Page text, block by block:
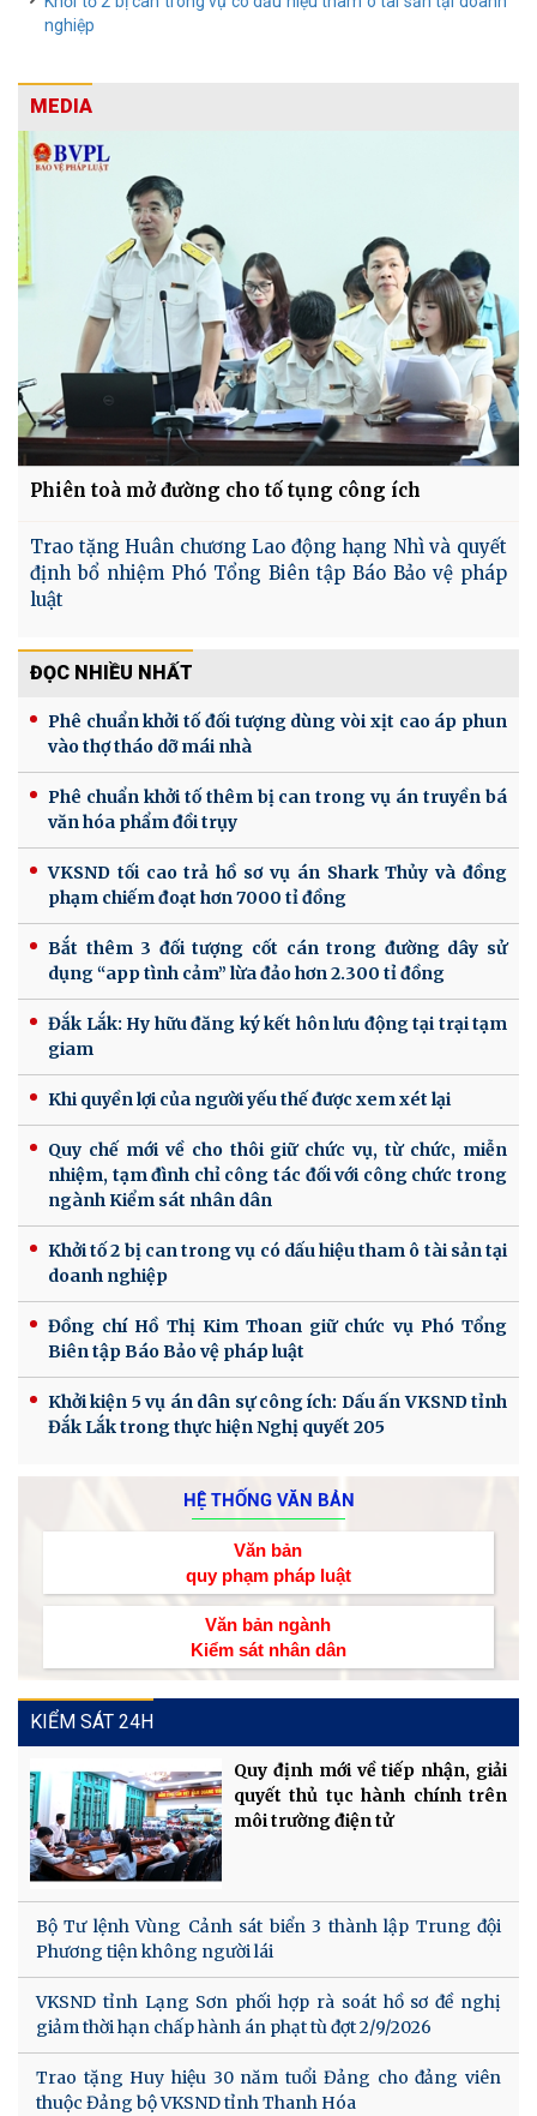
nghiệp
MEDIA
Phiên toà mở đường cho tố tụng công ích
Trao tặng Huân chương Lao động hạng Nhì và quyết
định bổ nhiệm Phó Tổng Biên tập Báo Bảo vệ pháp
luật
ĐỌC NHIỀU NHẤT
Phê chuẩn khởi tố đối tượng dùng vòi xịt cao áp phun
vào thợ tháo dỡ mái nhà
Phê chuẩn khởi tố thêm bị can trong vụ án truyền bá
văn hóa phẩm đồi trụy
VKSND tối cao trả hồ sơ vụ án Shark Thủy và đồng
phạm chiếm đoạt hơn 7000 tỉ đồng
Bắt thêm 3 đối tượng cốt cán trong đường dây sử
dụng “app tình cảm” lừa đảo hơn 2.300 tỉ đồng
Đắk Lắk: Hy hữu đăng ký kết hôn lưu động tại trại tạm
giam
Khi quyền lợi của người yếu thế được xem xét lại
Quy chế mới về cho thôi giữ chức vụ, từ chức, miễn
nhiệm, tạm đình chỉ công tác đối với công chức trong
ngành Kiểm sát nhân dân
Khởi tố 2 bị can trong vụ có dấu hiệu tham ô tài sản tại
doanh nghiệp
Đồng chí Hồ Thị Kim Thoan giữ chức vụ Phó Tổng
Biên tập Báo Bảo vệ pháp luật
Khởi kiện 5 vụ án dân sự công ích: Dấu ấn VKSND tỉnh
Đắk Lắk trong thực hiện Nghị quyết 205
HỆ THỐNG VĂN BẢN
Văn bản
quy phạm pháp luật
Văn bản ngành
Kiểm sát nhân dân
KIỂM SÁT 24H
Quy định mới về tiếp nhận, giải
quyết thủ tục hành chính trên
môi trường điện tử
Bộ Tư lệnh Vùng Cảnh sát biển 3 thành lập Trung đội
Phương tiện không người lái
VKSND tỉnh Lạng Sơn phối hợp rà soát hồ sơ đề nghị
giảm thời hạn chấp hành án phạt tù đợt 2/9/2026
Trao tặng Huy hiệu 30 năm tuổi Đảng cho đảng viên
thuộc Đảng bộ VKSND tỉnh Thanh Hóa